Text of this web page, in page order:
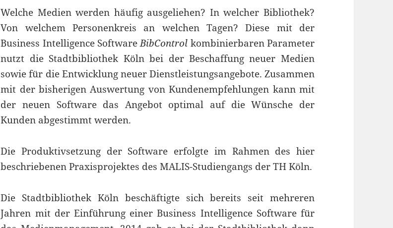
Welche Medien werden häufig ausgeliehen? In welcher Bibliothek?
Von welchem Personenkreis an welchen Tagen? Diese mit der
Business Intelligence SoftwareBibControl kombinierbaren Parameter
nutzt die Stadtbibliothek Köln bei der Beschaffung neuer Medien
sowie für die Entwicklung neuer Dienstleistungsangebote. Zusammen
mit der bisherigen Auswertung von Kundenempfehlungen kann mit
der neuen Software das Angebot optimal auf die Wünsche der
Kunden abgestimmt werden.
Die Produktivsetzung der Software erfolgte im Rahmen des hier
beschriebenen Praxisprojektes des MALIS-Studiengangs der TH Köln.
Die Stadtbibliothek Köln beschäftigte sich bereits seit mehreren
Jahren mit der Einführung einer Business Intelligence Software für